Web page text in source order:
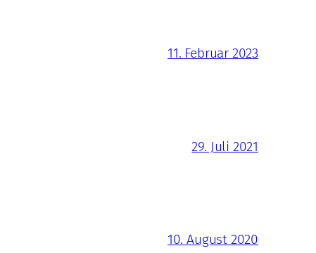
11. Februar 2023
29. Juli 2021
10. August 2020